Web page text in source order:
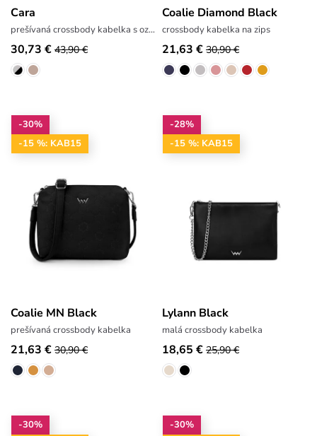
Cara
prešívaná crossbody kabelka s ozdobným logom
30,73 € 43,90 €
Coalie Diamond Black
crossbody kabelka na zips
21,63 € 30,90 €
-30%
-15 %: KAB15
Coalie MN Black
prešívaná crossbody kabelka
21,63 € 30,90 €
-28%
-15 %: KAB15
Lylann Black
malá crossbody kabelka
18,65 € 25,90 €
-30%
-30%